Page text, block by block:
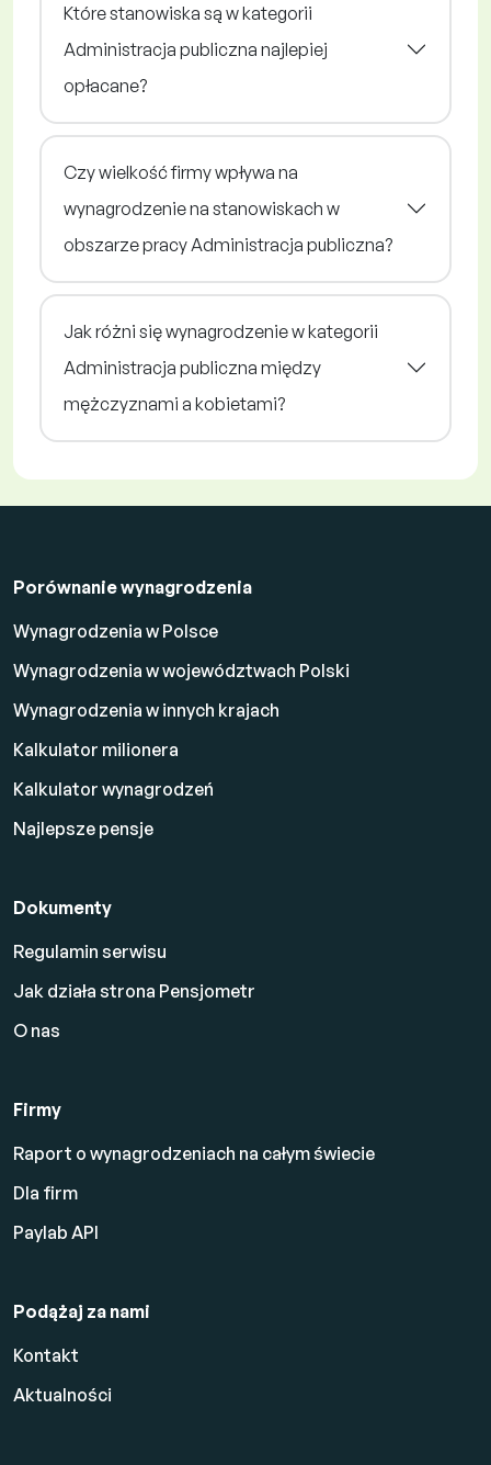
Które stanowiska są w kategorii
Administracja publiczna najlepiej
opłacane?
Czy wielkość firmy wpływa na
wynagrodzenie na stanowiskach w
obszarze pracy Administracja publiczna?
Jak różni się wynagrodzenie w kategorii
Administracja publiczna między
mężczyznami a kobietami?
Porównanie wynagrodzenia
Wynagrodzenia w Polsce
Wynagrodzenia w województwach Polski
Wynagrodzenia w innych krajach
Kalkulator milionera
Kalkulator wynagrodzeń
Najlepsze pensje
Dokumenty
Regulamin serwisu
Jak działa strona Pensjometr
O nas
Firmy
Raport o wynagrodzeniach na całym świecie
Dla firm
Paylab API
Podążaj za nami
Kontakt
Aktualności